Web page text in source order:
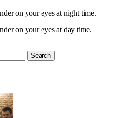
on your eyes at night time.
on your eyes at day time.
Search